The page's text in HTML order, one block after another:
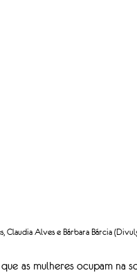
Claudia Alves e Bárbara Bárcia
as mulheres ocupam na